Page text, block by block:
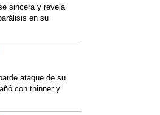
sincera y revela
en su
ataque de su
con thinner y